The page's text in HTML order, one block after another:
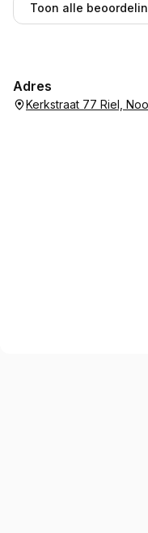
en met haar wijsheid
Esther reuze bedankt! 🥰
Toon alle
Adres
Kerkstraat 77 Riel,